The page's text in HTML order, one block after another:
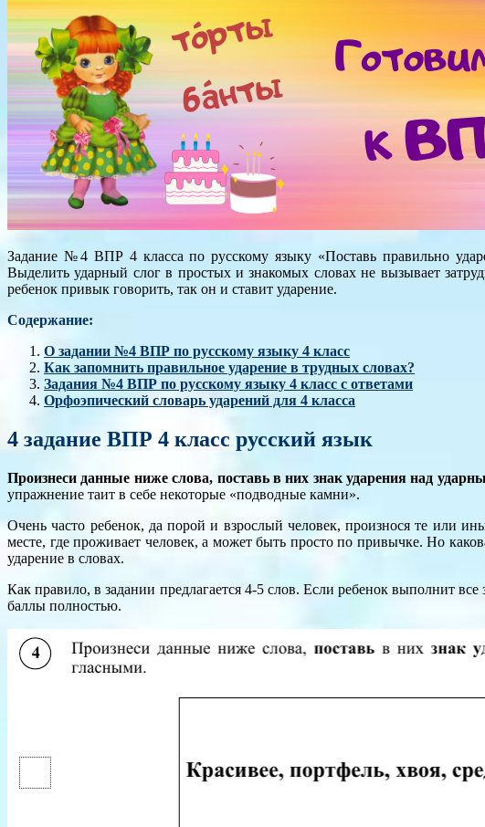
Задание №4 ВПР 4 класса по русскому языку «Поставь правильно
Выделить ударный слог в простых и знакомых словах не вызывает
ребенок привык говорить, так он и ставит ударение.
Содержание:
О задании №4 ВПР по русскому языку 4 класс
Как запомнить правильное ударение в трудных словах?
Задания №4 ВПР по русскому языку 4 класс с ответами
Орфоэпический словарь ударений для 4 класса
4 задание ВПР 4 класс русский язык
Произнеси данные ниже слова, поставь в них знак ударения над
упражнение таит в себе некоторые «подводные камни».
Очень часто ребенок, да порой и взрослый человек, произнося те или
месте, где проживает человек, а может быть просто по привычке. Но
ударение в словах.
Как правило, в задании предлагается 4-5 слов. Если ребенок выполнит
баллы полностью.